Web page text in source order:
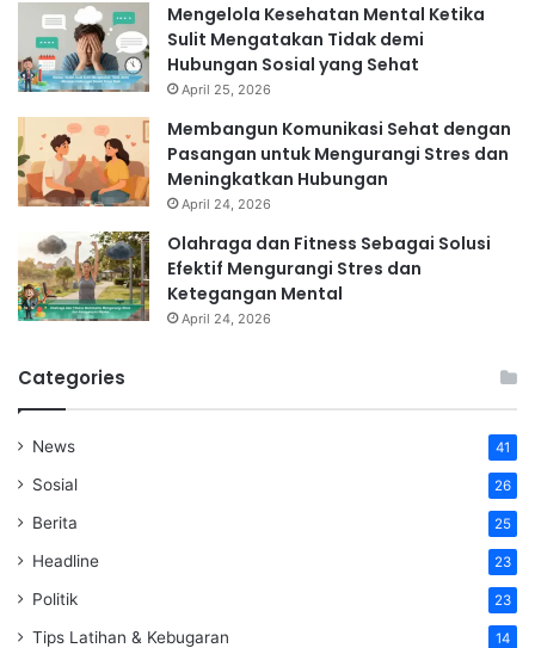
Mengelola Kesehatan Mental Ketika
Sulit Mengatakan Tidak demi
Hubungan Sosial yang Sehat
April 25, 2026
Membangun Komunikasi Sehat dengan
Pasangan untuk Mengurangi Stres dan
Meningkatkan Hubungan
April 24, 2026
Olahraga dan Fitness Sebagai Solusi
Efektif Mengurangi Stres dan
Ketegangan Mental
April 24, 2026
Categories
News 41
Sosial 26
Berita 25
Headline 23
Politik 23
Tips Latihan & Kebugaran 14